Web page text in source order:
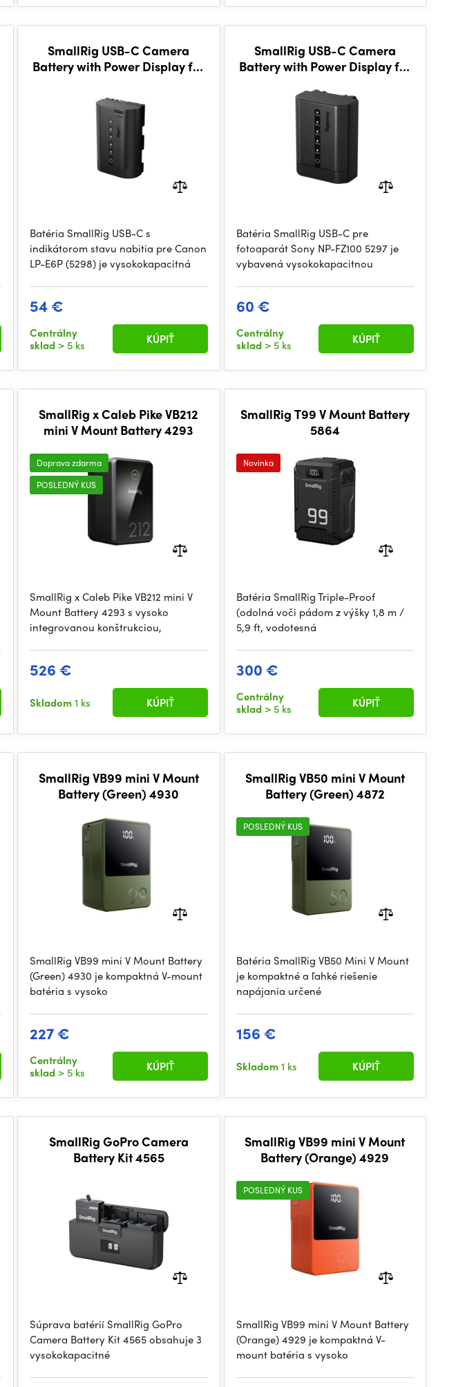
SmallRig USB-C Camera
Battery with Power Display for
Batéria SmallRig USB-C s
indikátorom stavu nabitia pre Canon
LP-E6P (5298) je vysokokapacitná
54 €
Centrálny
sklad > 5 ks KÚPIŤ
SmallRig USB-C Camera
Battery with Power Display for
Batéria SmallRig USB-C pre
fotoaparát Sony NP-FZ100 5297 je
vybavená vysokokapacitnou
60 €
Centrálny
sklad > 5 ks KÚPIŤ
SmallRig x Caleb Pike VB212
mini V Mount Battery 4293
Doprava zdarma
POSLEDNÝ KUS
SmallRig x Caleb Pike VB212 mini V
Mount Battery 4293 s vysoko
integrovanou konštrukciou,
526 €
Skladom1 ks KÚPIŤ
SmallRig T99 V Mount Battery
5864
Novinka
Batéria SmallRig Triple-Proof
(odolná voči pádom z výšky 1,8 m /
5,9 ft, vodotesná
300 €
Centrálny
sklad > 5 ks KÚPIŤ
SmallRig VB99 mini V Mount
Battery (Green) 4930
SmallRig VB99 mini V Mount Battery
(Green) 4930 je kompaktná V-mount
batéria s vysoko
227 €
Centrálny
sklad > 5 ks KÚPIŤ
SmallRig VB50 mini V Mount
Battery (Green) 4872
POSLEDNÝ KUS
Batéria SmallRig VB50 Mini V Mount
je kompaktné a ľahké riešenie
napájania určené
156 €
Skladom1 ks KÚPIŤ
SmallRig GoPro Camera
Battery Kit 4565
Súprava batérií SmallRig GoPro
Camera Battery Kit 4565 obsahuje 3
vysokokapacitné
SmallRig VB99 mini V Mount
Battery (Orange) 4929
POSLEDNÝ KUS
SmallRig VB99 mini V Mount Battery
(Orange) 4929 je kompaktná V-
mount batéria s vysoko